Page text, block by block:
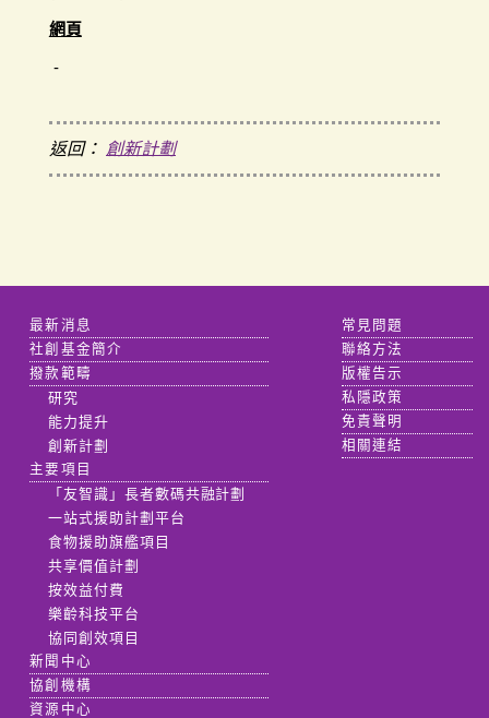
網頁
-
返回： 創新計劃
最新消息
社創基金簡介
撥款範疇
研究
能力提升
創新計劃
主要項目
「友智識」長者數碼共融計劃
一站式援助計劃平台
食物援助旗艦項目
共享價值計劃
按效益付費
樂齡科技平台
協同創效項目
新聞中心
協創機構
資源中心
常見問題
聯絡方法
版權告示
私隱政策
免責聲明
相關連結